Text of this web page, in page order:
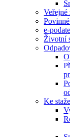
Veřejné
e-
Životní
Ke